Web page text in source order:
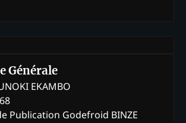
Générale
EKAMBO
Publication Godefroid BINZE